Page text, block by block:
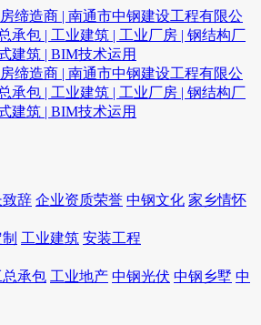
辞 企业资质荣誉 中钢文化 家乡情怀
工业建筑 安装工程
承包 工业地产 中钢光伏 中钢乡墅 中